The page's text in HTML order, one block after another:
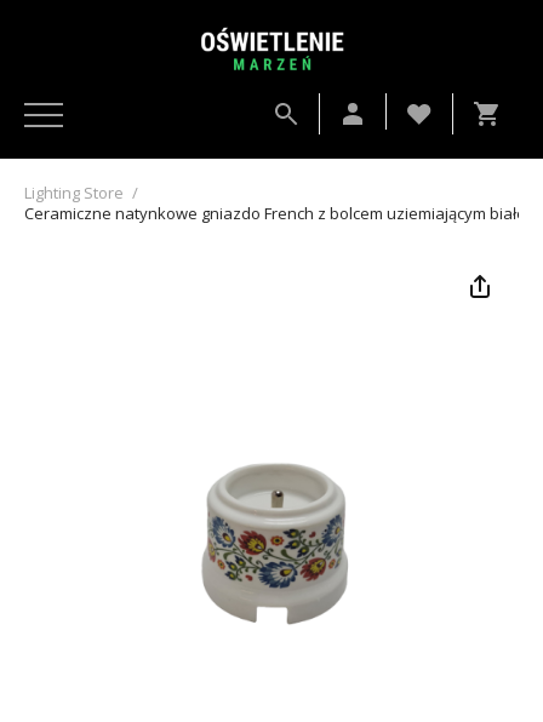
Lighting Store /
Ceramiczne natynkowe gniazdo French z bolcem uziemiającym białe